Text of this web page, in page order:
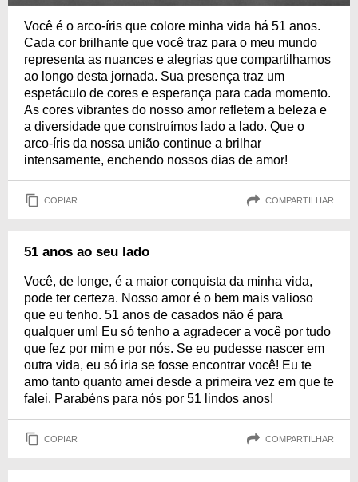
Você é o arco-íris que colore minha vida há 51 anos.
Cada cor brilhante que você traz para o meu mundo
representa as nuances e alegrias que compartilhamos
ao longo desta jornada. Sua presença traz um
espetáculo de cores e esperança para cada momento.
As cores vibrantes do nosso amor refletem a beleza e
a diversidade que construímos lado a lado. Que o
arco-íris da nossa união continue a brilhar
intensamente, enchendo nossos dias de amor!
COPIAR COMPARTILHAR
51 anos ao seu lado
Você, de longe, é a maior conquista da minha vida,
pode ter certeza. Nosso amor é o bem mais valioso
que eu tenho. 51 anos de casados não é para
qualquer um! Eu só tenho a agradecer a você por tudo
que fez por mim e por nós. Se eu pudesse nascer em
outra vida, eu só iria se fosse encontrar você! Eu te
amo tanto quanto amei desde a primeira vez em que te
falei. Parabéns para nós por 51 lindos anos!
COPIAR COMPARTILHAR